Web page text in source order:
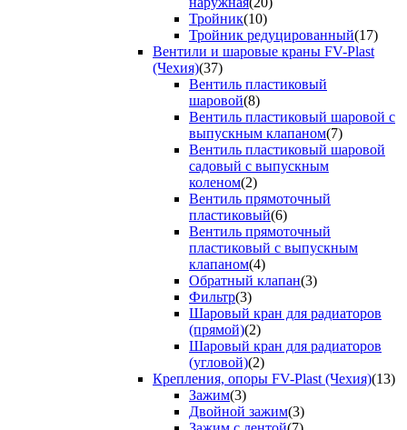
Тройник(10)
Тройник редуцированный(17)
Вентили и шаровые краны FV-Plast
(Чехия)(37)
Вентиль пластиковый
шаровой(8)
Вентиль пластиковый шаровой с
выпускным клапаном(7)
Вентиль пластиковый шаровой
садовый с выпускным
коленом(2)
Вентиль прямоточный
пластиковый(6)
Вентиль прямоточный
пластиковый с выпускным
клапаном(4)
Обратный клапан(3)
Фильтр(3)
Шаровый кран для радиаторов
(прямой)(2)
Шаровый кран для радиаторов
(угловой)(2)
Крепления, опоры FV-Plast (Чехия)(13)
Зажим(3)
Двойной зажим(3)